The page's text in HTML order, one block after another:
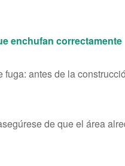
enchufan correctamente
fuga: antes de la
de que el área